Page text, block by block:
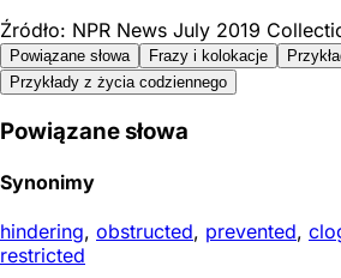
Źródło: NPR News July 2019
Powiązane słowa Frazy i kolokacje
Przykłady z życia codziennego
Powiązane słowa
Synonimy
hindering, obstructed, prevented,
restricted